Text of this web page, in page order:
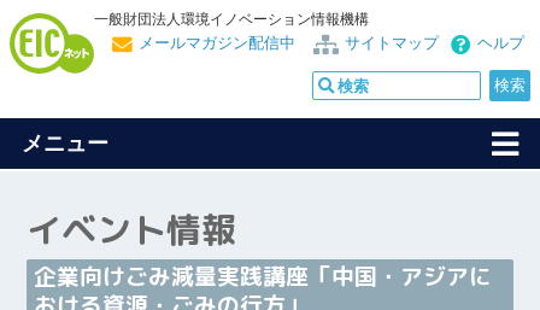
一般財団法人環境イノベーション情報機構
ヘルプ
サイトマップ
メールマガジン配信中
メニュー
イベント情報
企業向けごみ減量実践講座「中国・アジアに